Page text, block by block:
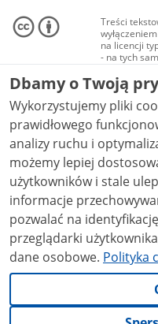
Treści
na licencji
- na tych
Materiały
audio i
Creative
NC-ND 4.0),
Dbamy o Twoją
Wykorzystujemy pliki
prawidłowego
analizy ruchu i optymalizacji
możemy lepiej
użytkowników i stale ulepszać
informacje
pozwalać na
przeglądarki
dane osobowe. Polityka